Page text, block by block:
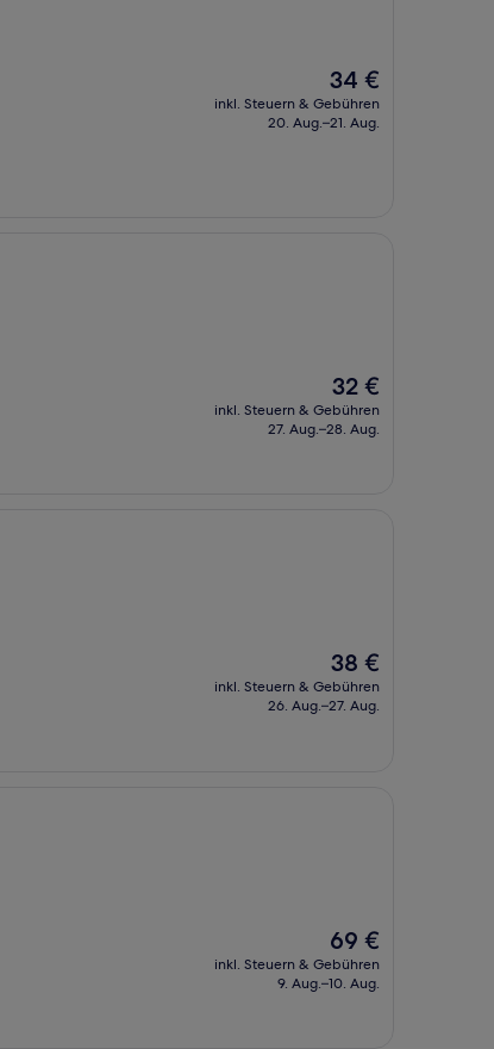
Der
Preis
beträgt
34 €
inkl. Steuern & Gebühren
20. Aug.–21. Aug.
Der
Preis
beträgt
32 €
inkl. Steuern & Gebühren
27. Aug.–28. Aug.
Der
Preis
beträgt
38 €
inkl. Steuern & Gebühren
26. Aug.–27. Aug.
Der
Preis
beträgt
69 €
inkl. Steuern & Gebühren
9. Aug.–10. Aug.